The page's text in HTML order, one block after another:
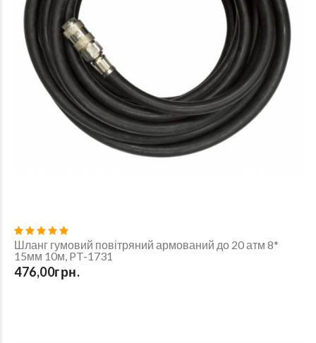
Шланг гумовий повітряний армований до 20 атм 8*
15мм 10м, PT-1731
476,00грн.